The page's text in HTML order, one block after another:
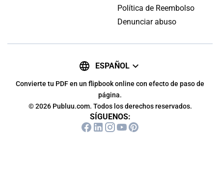
Política de Reembolso
Denunciar abuso
ESPAÑOL
Convierte tu PDF en un flipbook online con efecto de paso de
página.
© 2026 Publuu.com. Todos los derechos reservados.
SÍGUENOS: